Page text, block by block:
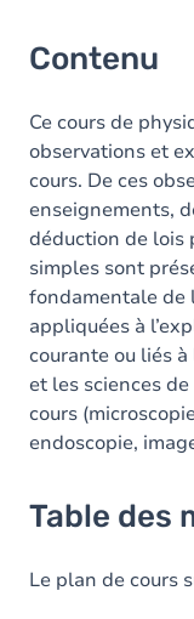
Contenu
Ce cours de
observations et
cours. De ces
enseignements,
déduction de lois
simples sont
fondamentale de
appliquées à
courante ou liés
et les sciences
cours
endoscopie,
Table des
Le plan de cours